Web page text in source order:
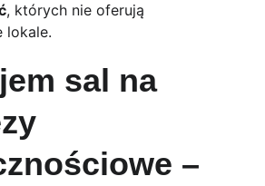
, których nie oferują
lokale.
sal na
–